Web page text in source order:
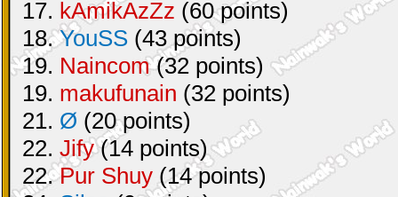
17. kAmikAzZz (60 points)
18.YouSS (43 points)
19. Naincom(32 points)
19. makufunain (32 points)
21. Ø (20 points)
22. Jify(14 points)
22.Pur Shuy (14 points)